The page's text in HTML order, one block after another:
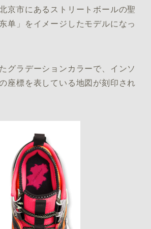
京市にあるストリートボールの聖
单」をイメージしたモデルになっ
グラデーションカラーで、インソ
座標を表している地図が刻印され